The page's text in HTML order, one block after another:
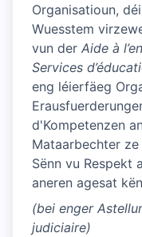
Organisatioun,
Wuesstem
vun der Aide à
Services
eng léierfäeg
d'Kompetenzen
Mataarbechter
Sënn vu Respekt
aneren agesat
(bei enger
judiciaire)